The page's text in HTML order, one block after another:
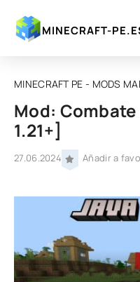
MINECRAFT-
MINECRAFT PE - MODS
Mod:
1.21+]
27.06.2024 Añadir a